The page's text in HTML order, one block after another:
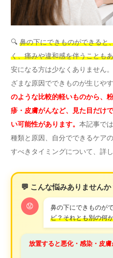
🔍 鼻の下にできものができると
く、痛みや違和感を伴うことも
安になる方は少なくありません
ざまな原因でできものが生じやす
のような比較的軽いものから、
疹・皮膚がんなど、見た目だけ
い可能性があります。 本記事で
種類と原因、自分でできるケア
すべきタイミングについて、詳
💬 こんな悩みありませんか
😟 鼻の下にできものが
ビ？それとも別の何
放置すると悪化・感染・皮